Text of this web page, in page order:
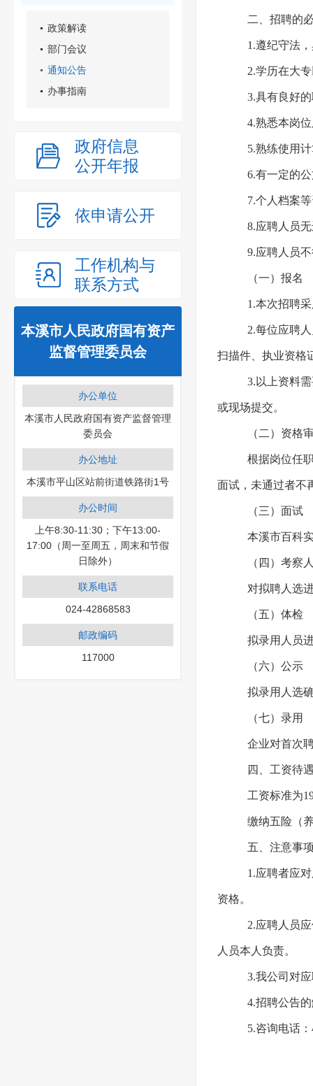
政策解读
部门会议
通知公告
办事指南
政府信息
公开年报
依申请公开
工作机构与
联系方式
本溪市人民政府国有资产
监督管理委员会
办公单位
本溪市人民政府国有资产监督管理
委员会
办公地址
本溪市平山区站前街道铁路街1号
办公时间
上午8:30-11:30；下午13:00-
17:00（周一至周五，周末和节假
日除外）
联系电话
024-42868583
邮政编码
117000
二、招聘的
1.遵纪守法
2.学历在大
3.具有良好
4.熟悉本岗
5.熟练使用
6.有一定的
7.个人档案
8.应聘人员
9.应聘人员
（一）报名
1.本次招聘
2.每位应聘
扫描件、执业资格
3.以上资料
或现场提交。
（二）资格
根据岗位任
面试，未通过者不
（三）面试
本溪市百科
（四）考察
对拟聘人选
（五）体检
拟录用人员
（六）公示
拟录用人选
（七）录用
企业对首次
四、工资待
工资标准为
缴纳五险（
五、注意事
1.应聘者应
资格。
2.应聘人员
人员本人负责。
3.我公司对
4.招聘公告
5.咨询电话：